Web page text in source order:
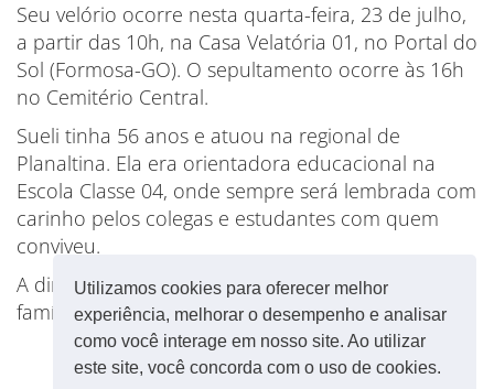
Utilizamos cookies para oferecer melhor
experiência, melhorar o desempenho e analisar
como você interage em nosso site. Ao utilizar
este site, você concorda com o uso de cookies.
Seu velório ocorre nesta quarta-feira, 23 de julho,
a partir das 10h, na Casa Velatória 01, no Portal do
Sol (Formosa-GO). O sepultamento ocorre às 16h
no Cemitério Central.
Sueli tinha 56 anos e atuou na regional de
Planaltina. Ela era orientadora educacional na
Escola Classe 04, onde sempre será lembrada com
carinho pelos colegas e estudantes com quem
conviveu.
A diretoria colegiada do Sinpro se solidariza com a
família e os amigos de Sueli.